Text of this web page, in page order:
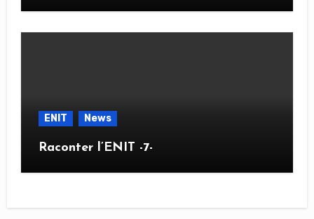
ENIT News
Raconter l’ENIT -7-